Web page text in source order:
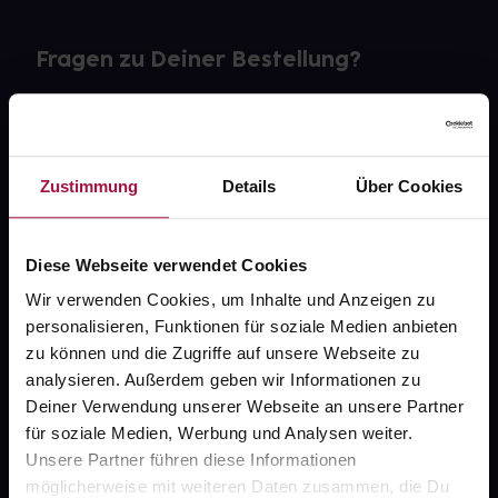
Zustimmung Details Über Cookies
Diese Webseite verwendet Cookies
Wir verwenden Cookies, um Inhalte und Anzeigen zu
personalisieren, Funktionen für soziale Medien anbieten
zu können und die Zugriffe auf unsere Webseite zu
analysieren. Außerdem geben wir Informationen zu
Deiner Verwendung unserer Webseite an unsere Partner
für soziale Medien, Werbung und Analysen weiter.
Unsere Partner führen diese Informationen
möglicherweise mit weiteren Daten zusammen, die Du
Fragen zu Deiner Bestellung?
gesund.de
Über uns
Karriere
Newsletter